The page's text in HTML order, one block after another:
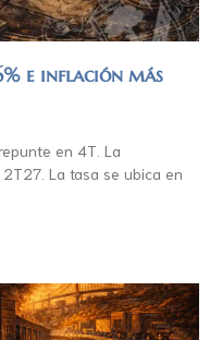
e inflación más
en 4T. La
La tasa se ubica en